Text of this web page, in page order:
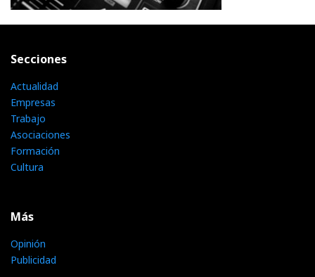
Secciones
Actualidad
Empresas
Trabajo
Asociaciones
Formación
Cultura
Más
Opinión
Publicidad